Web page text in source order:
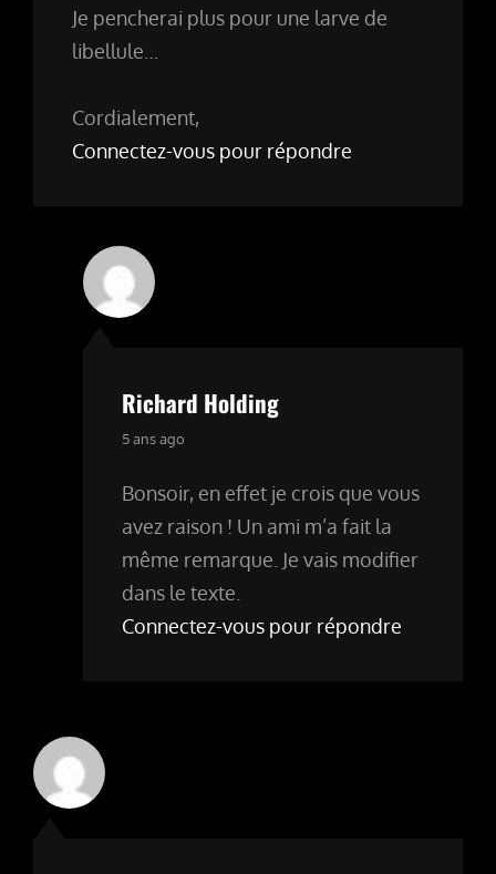
Je pencherai plus pour une larve de
libellule…
Cordialement,
Connectez-vous pour répondre
Richard Holding
says:
5 ans ago
Bonsoir, en effet je crois que vous
avez raison ! Un ami m’a fait la
même remarque. Je vais modifier
dans le texte.
Connectez-vous pour répondre